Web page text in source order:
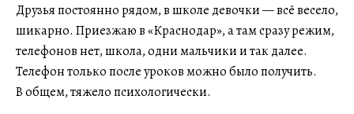
Друзья постоянно рядом, в школе девочки — всё весело,
шикарно. Приезжаю в «Краснодар», а там сразу режим,
телефонов нет, школа, одни мальчики и так далее.
Телефон только после уроков можно было получить.
В общем, тяжело психологически.